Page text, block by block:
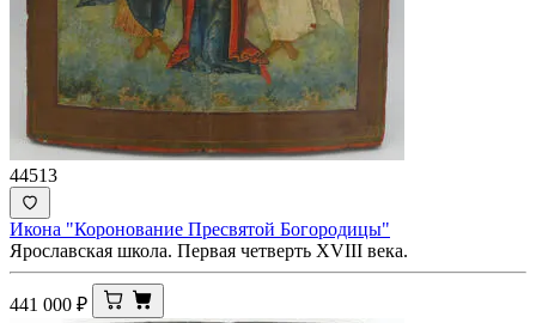
44513
Икона "Коронование Пресвятой Богородицы"
Ярославская школа. Первая четверть XVIII века.
441 000 ₽